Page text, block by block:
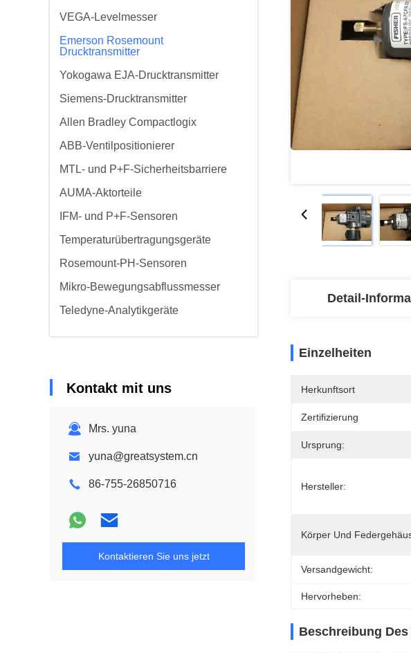
VEGA-Levelmesser
Emerson Rosemount
Drucktransmitter
Yokogawa EJA-Drucktransmitter
Siemens-Drucktransmitter
Allen Bradley Compactlogix
ABB-Ventilpositionierer
MTL- und P+F-Sicherheitsbarriere
AUMA-Aktorteile
IFM- und P+F-Sensoren
Temperaturübertragungsgeräte
Rosemount-PH-Sensoren
Mikro-Bewegungsabflussmesser
Teledyne-Analytikgeräte
Kontakt mit uns
Mrs. yuna
yuna@greatsystem.cn
86-755-26850716
Kontaktieren Sie uns jetzt
Detail-
Einzelheiten
Herkunftsort
Zertifizierung
Ursprung:
Hersteller:
Körper Und
Versandgewicht:
Hervorheben:
Beschreibung